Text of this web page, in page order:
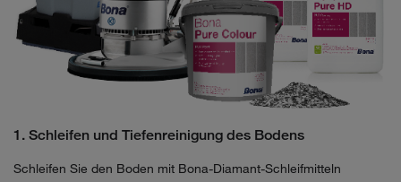
1. Schleifen und Tiefenreinigung des Bodens
Schleifen Sie den Boden mit Bona-Diamant-Schleifmitteln